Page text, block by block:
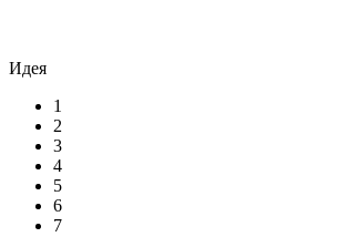
Идея
1
2
3
4
5
6
7